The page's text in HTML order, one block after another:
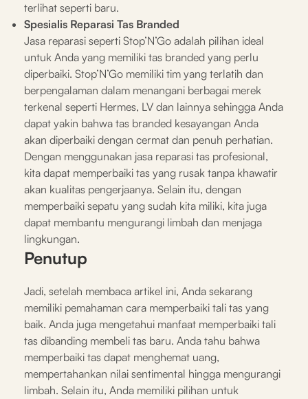
terlihat seperti baru.
Spesialis Reparasi Tas Branded
Jasa reparasi seperti Stop’N’Go adalah pilihan ideal
untuk Anda yang memiliki tas branded yang perlu
diperbaiki. Stop’N’Go memiliki tim yang terlatih dan
berpengalaman dalam menangani berbagai merek
terkenal seperti Hermes, LV dan lainnya sehingga Anda
dapat yakin bahwa tas branded kesayangan Anda
akan diperbaiki dengan cermat dan penuh perhatian.
Dengan menggunakan jasa reparasi tas profesional,
kita dapat memperbaiki tas yang rusak tanpa khawatir
akan kualitas pengerjaanya. Selain itu, dengan
memperbaiki sepatu yang sudah kita miliki, kita juga
dapat membantu mengurangi limbah dan menjaga
lingkungan.
Penutup
Jadi, setelah membaca artikel ini, Anda sekarang
memiliki pemahaman cara memperbaiki tali tas yang
baik. Anda juga mengetahui manfaat memperbaiki tali
tas dibanding membeli tas baru. Anda tahu bahwa
memperbaiki tas dapat menghemat uang,
mempertahankan nilai sentimental hingga mengurangi
limbah. Selain itu, Anda memiliki pilihan untuk